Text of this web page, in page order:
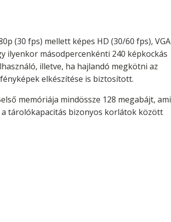
(30 fps) mellett képes HD (30/60 fps), VGA
ilyenkor másodpercenkénti 240 képkockás
illetve, ha hajlandó megkötni az
elkészítése is biztosított.
memóriája mindössze 128 megabájt, ami
tárolókapacitás bizonyos korlátok között